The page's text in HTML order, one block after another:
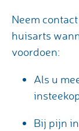
Neem
huisarts
voordoen:
Als u
Bij pijn